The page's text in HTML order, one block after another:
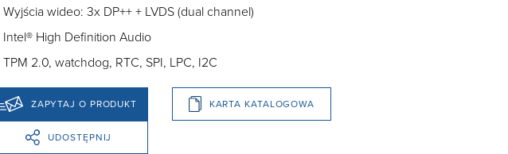
Wyjścia wideo: 3x DP++ + LVDS (dual channel)
Intel® High Definition Audio
TPM 2.0, watchdog, RTC, SPI, LPC, I2C
ZAPYTAJ O PRODUKT KARTA KATALOGOWA
UDOSTĘPNIJ